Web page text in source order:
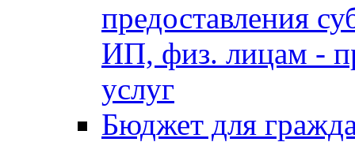
предоставления
ИП, физ. лицам -
услуг
Бюджет для